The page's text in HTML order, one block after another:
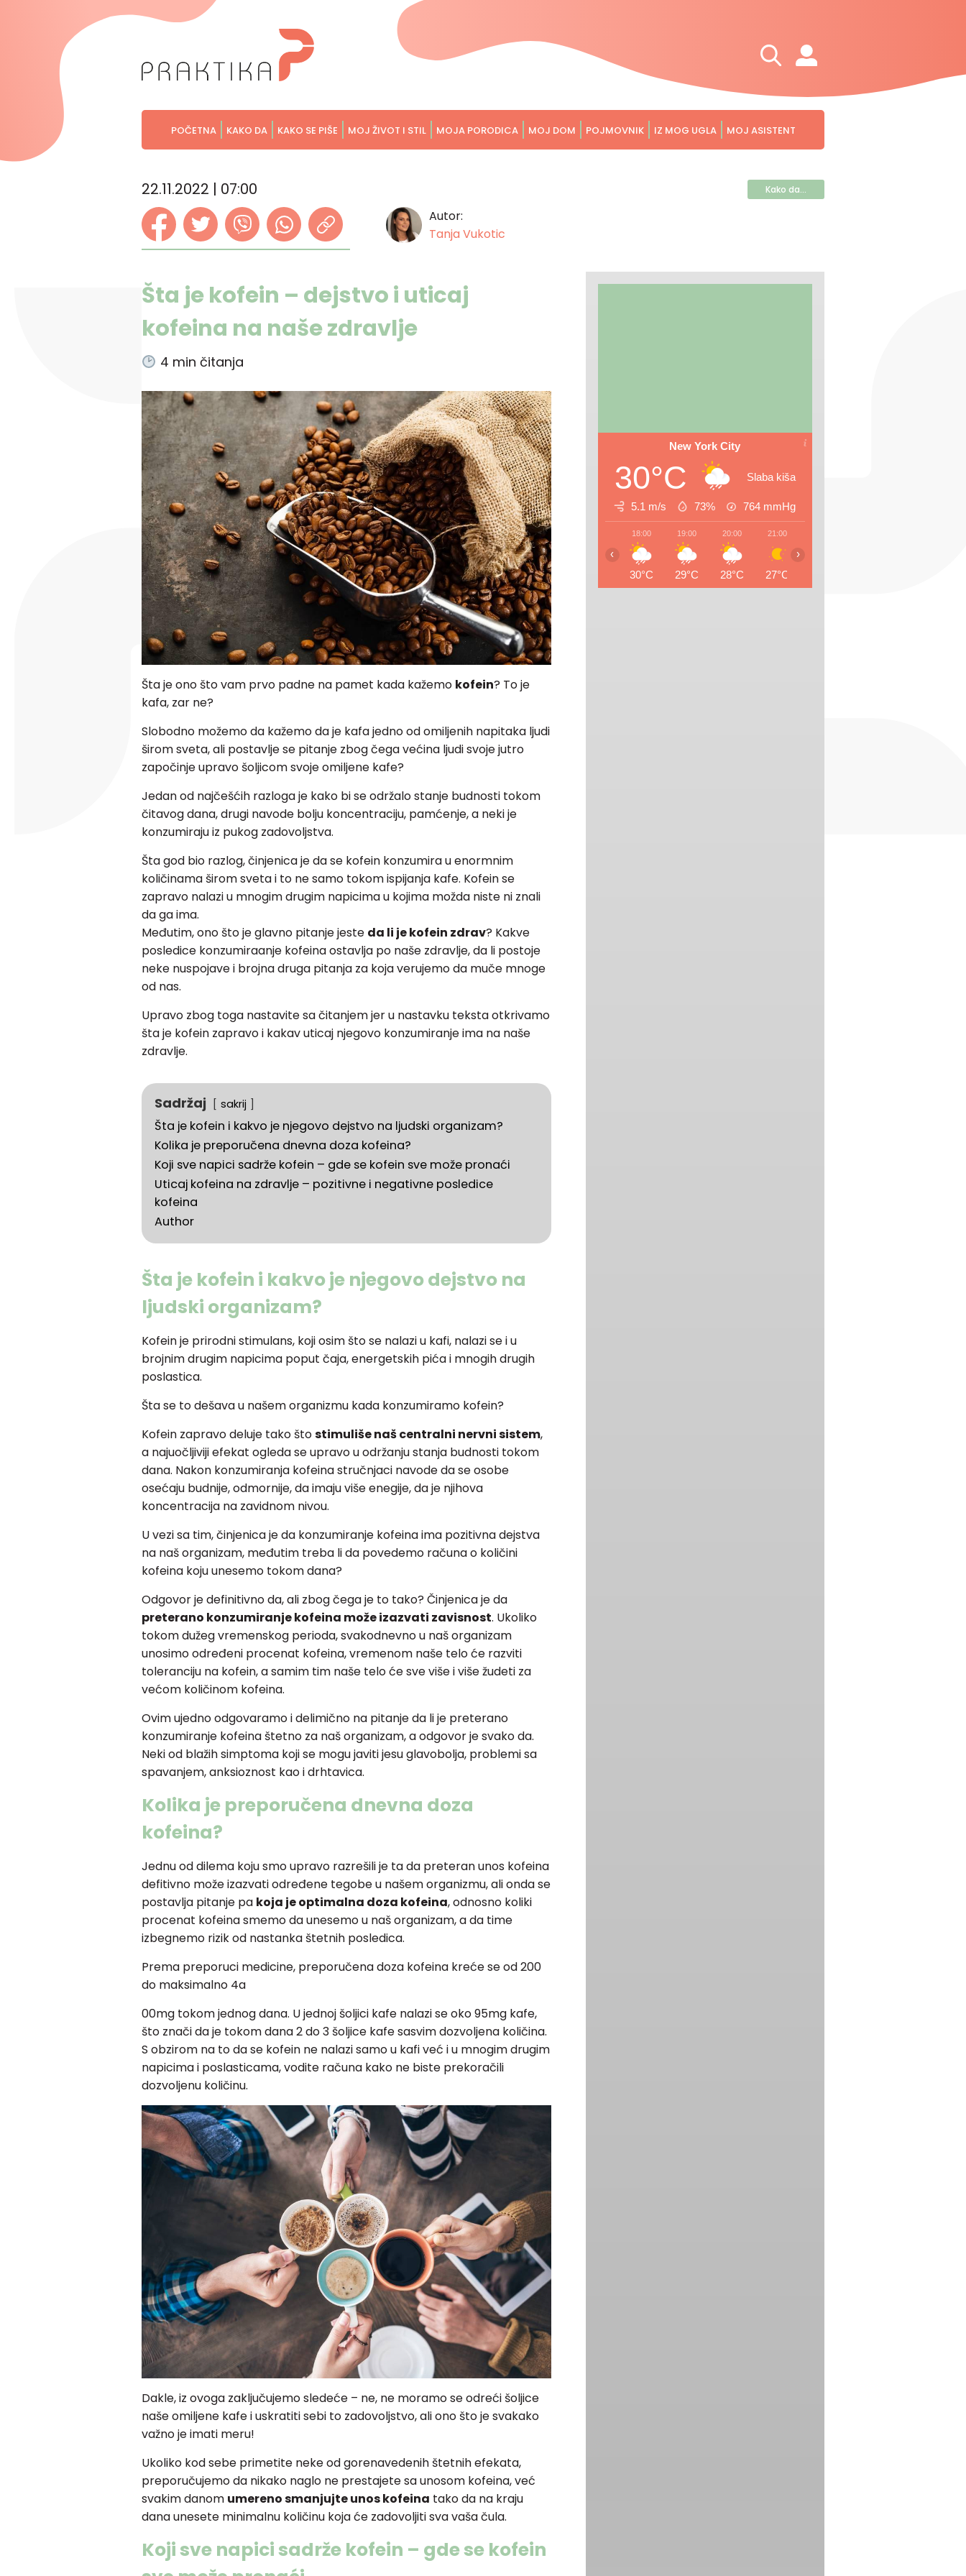
POČETNA KAKO DA KAKO SE PIŠE MOJ ŽIVOT I STIL MOJA PORODICA MOJ DOM POJMOVNIK IZ MOG UGLA MOJ ASISTENT
22.11.2022 | 07:00 Kako da...
Autor:
Tanja Vukotic
Šta je kofein – dejstvo i uticaj
kofeina na naše zdravlje
4 min čitanja
Šta je ono što vam prvo padne na pamet kada kažemo kofein? To je
kafa, zar ne?
Slobodno možemo da kažemo da je kafa jedno od omiljenih napitaka ljudi
širom sveta, ali postavlje se pitanje zbog čega većina ljudi svoje jutro
započinje upravo šoljicom svoje omiljene kafe?
Jedan od najčešćih razloga je kako bi se održalo stanje budnosti tokom
čitavog dana, drugi navode bolju koncentraciju, pamćenje, a neki je
konzumiraju iz pukog zadovoljstva.
Šta god bio razlog, činjenica je da se kofein konzumira u enormnim
količinama širom sveta i to ne samo tokom ispijanja kafe. Kofein se
zapravo nalazi u mnogim drugim napicima u kojima možda niste ni znali
da ga ima.
Međutim, ono što je glavno pitanje jeste da li je kofein zdrav? Kakve
posledice konzumiraanje kofeina ostavlja po naše zdravlje, da li postoje
neke nuspojave i brojna druga pitanja za koja verujemo da muče mnoge
od nas.
Upravo zbog toga nastavite sa čitanjem jer u nastavku teksta otkrivamo
šta je kofein zapravo i kakav uticaj njegovo konzumiranje ima na naše
zdravlje.
Sadržaj sakrij
Šta je kofein i kakvo je njegovo dejstvo na ljudski organizam?
Kolika je preporučena dnevna doza kofeina?
Koji sve napici sadrže kofein – gde se kofein sve može pronaći
Uticaj kofeina na zdravlje – pozitivne i negativne posledice
kofeina
Author
Šta je kofein i kakvo je njegovo dejstvo na
ljudski organizam?
Kofein je prirodni stimulans, koji osim što se nalazi u kafi, nalazi se i u
brojnim drugim napicima poput čaja, energetskih pića i mnogih drugih
poslastica.
Šta se to dešava u našem organizmu kada konzumiramo kofein?
Kofein zapravo deluje tako štostimuliše naš centralni nervni sistem,
a najuočljiviji efekat ogleda se upravo u održanju stanja budnosti tokom
dana. Nakon konzumiranja kofeina stručnjaci navode da se osobe
osećaju budnije, odmornije, da imaju više enegije, da je njihova
koncentracija na zavidnom nivou.
U vezi sa tim, činjenica je da konzumiranje kofeina ima pozitivna dejstva
na naš organizam, međutim treba li da povedemo računa o količini
kofeina koju unesemo tokom dana?
Odgovor je definitivno da, ali zbog čega je to tako? Činjenica je da
preterano konzumiranje kofeina može izazvati zavisnost. Ukoliko
tokom dužeg vremenskog perioda, svakodnevno u naš organizam
unosimo određeni procenat kofeina, vremenom naše telo će razviti
toleranciju na kofein, a samim tim naše telo će sve više i više žudeti za
većom količinom kofeina.
Ovim ujedno odgovaramo i delimično na pitanje da li je preterano
konzumiranje kofeina štetno za naš organizam, a odgovor je svako da.
Neki od blažih simptoma koji se mogu javiti jesu glavobolja, problemi sa
spavanjem, anksioznost kao i drhtavica.
Kolika je preporučena dnevna doza
kofeina?
Jednu od dilema koju smo upravo razrešili je ta da preteran unos kofeina
defitivno može izazvati određene tegobe u našem organizmu, ali onda se
postavlja pitanje pa koja je optimalna doza kofeina, odnosno koliki
procenat kofeina smemo da unesemo u naš organizam, a da time
izbegnemo rizik od nastanka štetnih posledica.
Prema preporuci medicine, preporučena doza kofeina kreće se od 200
do maksimalno 4a
00mg tokom jednog dana. U jednoj šoljici kafe nalazi se oko 95mg kafe,
što znači da je tokom dana 2 do 3 šoljice kafe sasvim dozvoljena količina.
S obzirom na to da se kofein ne nalazi samo u kafi već i u mnogim drugim
napicima i poslasticama, vodite računa kako ne biste prekoračili
dozvoljenu količinu.
Dakle, iz ovoga zaključujemo sledeće – ne, ne moramo se odreći šoljice
naše omiljene kafe i uskratiti sebi to zadovoljstvo, ali ono što je svakako
važno je imati meru!
Ukoliko kod sebe primetite neke od gorenavedenih štetnih efekata,
preporučujemo da nikako naglo ne prestajete sa unosom kofeina, već
svakim danom umereno smanjujte unos kofeina tako da na kraju
dana unesete minimalnu količinu koja će zadovoljiti sva vaša čula.
Koji sve napici sadrže kofein – gde se kofein
New York City
30°C Slaba kiša
5.1 m/s 73% 764 mmHg
18:00
30°C
19:00
29°C
20:00
28°C
21:00
27°C
‹ ›